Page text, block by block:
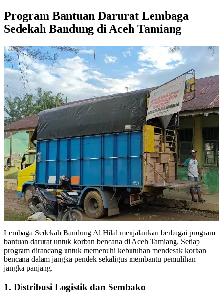
Program Bantuan Darurat Lembaga
Sedekah Bandung di Aceh Tamiang
Lembaga Sedekah Bandung Al Hilal menjalankan berbagai program
bantuan darurat untuk korban bencana di Aceh Tamiang. Setiap
program dirancang untuk memenuhi kebutuhan mendesak korban
bencana dalam jangka pendek sekaligus membantu pemulihan
jangka panjang.
1. Distribusi Logistik dan Sembako